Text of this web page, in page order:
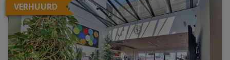
VERHUURD